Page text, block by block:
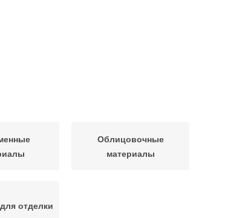
Облицовочные
материалы
отделки